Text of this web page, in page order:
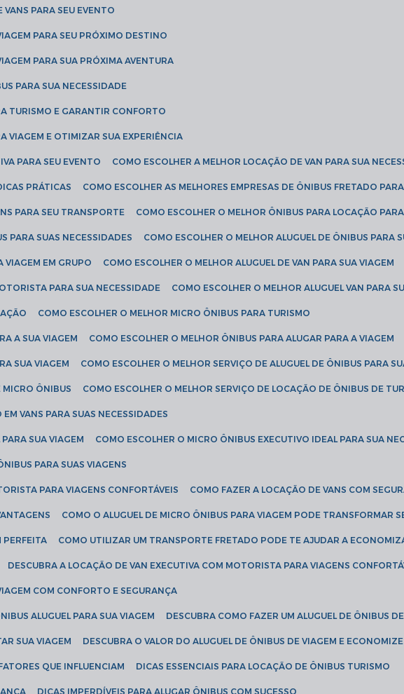
VANS PARA SEU EVENTO
PARA SEU PRÓXIMO DESTINO
PARA SUA PRÓXIMA AVENTURA
PARA SUA NECESSIDADE
TURISMO E GARANTIR CONFORTO
VIAGEM E OTIMIZAR SUA EXPERIÊNCIA
PARA SEU EVENTO COMO ESCOLHER A MELHOR LOCAÇÃO DE VAN PARA SUA
PRÁTICAS COMO ESCOLHER AS MELHORES EMPRESAS DE ÔNIBUS FRETADO
PARA SEU TRANSPORTE COMO ESCOLHER O MELHOR ÔNIBUS PARA LOCAÇÃO
PARA SUAS NECESSIDADES COMO ESCOLHER O MELHOR ALUGUEL DE ÔNIBUS PARA
VIAGEM EM GRUPO COMO ESCOLHER O MELHOR ALUGUEL DE VAN PARA SUA VIAGEM
PARA SUA NECESSIDADE COMO ESCOLHER O MELHOR ALUGUEL VAN PARA
COMO ESCOLHER O MELHOR MICRO ÔNIBUS PARA TURISMO
A SUA VIAGEM COMO ESCOLHER O MELHOR ÔNIBUS PARA ALUGAR PARA A VIAGEM
SUA VIAGEM COMO ESCOLHER O MELHOR SERVIÇO DE ALUGUEL DE ÔNIBUS PARA
MICRO ÔNIBUS COMO ESCOLHER O MELHOR SERVIÇO DE LOCAÇÃO DE ÔNIBUS DE
VANS PARA SUAS NECESSIDADES
SUA VIAGEM COMO ESCOLHER O MICRO ÔNIBUS EXECUTIVO IDEAL PARA SUA
PARA SUAS VIAGENS
PARA VIAGENS CONFORTÁVEIS COMO FAZER A LOCAÇÃO DE VANS COM
COMO O ALUGUEL DE MICRO ÔNIBUS PARA VIAGEM PODE TRANSFORMAR
PERFEITA COMO UTILIZAR UM TRANSPORTE FRETADO PODE TE AJUDAR A
DESCUBRA A LOCAÇÃO DE VAN EXECUTIVA COM MOTORISTA PARA VIAGENS
COM CONFORTO E SEGURANÇA
ALUGUEL PARA SUA VIAGEM DESCUBRA COMO FAZER UM ALUGUEL DE ÔNIBUS
SUA VIAGEM DESCUBRA O VALOR DO ALUGUEL DE ÔNIBUS DE VIAGEM E ECONOMIZE
QUE INFLUENCIAM DICAS ESSENCIAIS PARA LOCAÇÃO DE ÔNIBUS TURISMO
DICAS IMPERDÍVEIS PARA ALUGAR ÔNIBUS COM SUCESSO